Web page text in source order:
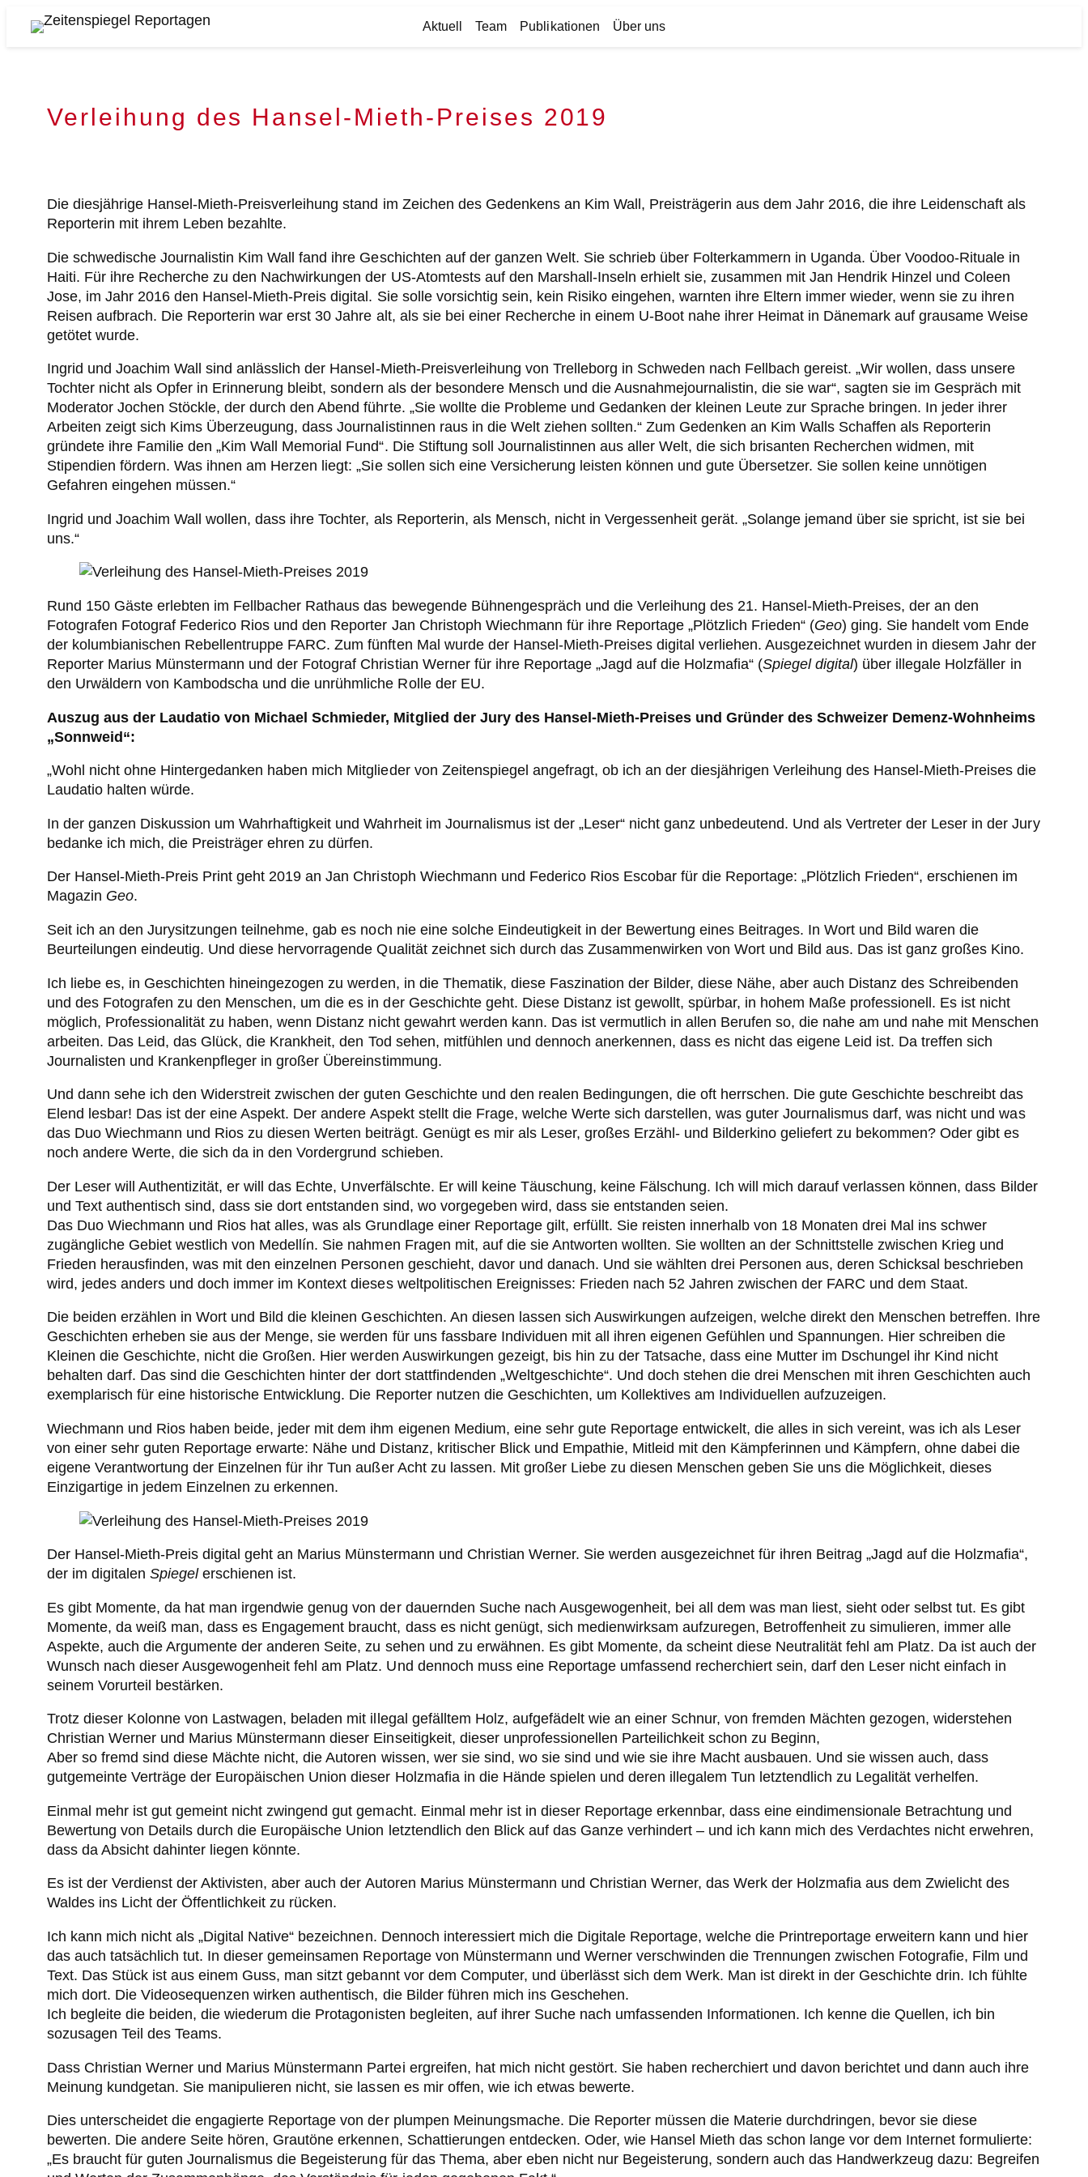
InhaltZeitenspiegel
Aktuell Team Publikationen Über uns
Verleihung des Hansel-Mieth-Preises 2019
Die diesjährige Hansel-Mieth-Preisverleihung stand im Zeichen des Gedenkens an Kim Wall, Preisträgerin aus dem Jahr 2016, die ihre Leidenschaft als
Reporterin mit ihrem Leben bezahlte.
Die schwedische Journalistin Kim Wall fand ihre Geschichten auf der ganzen Welt. Sie schrieb über Folterkammern in Uganda. Über Voodoo-Rituale in
Haiti. Für ihre Recherche zu den Nachwirkungen der US-Atomtests auf den Marshall-Inseln erhielt sie, zusammen mit Jan Hendrik Hinzel und Coleen
Jose, im Jahr 2016 den Hansel-Mieth-Preis digital. Sie solle vorsichtig sein, kein Risiko eingehen, warnten ihre Eltern immer wieder, wenn sie zu ihren
Reisen aufbrach. Die Reporterin war erst 30 Jahre alt, als sie bei einer Recherche in einem U-Boot nahe ihrer Heimat in Dänemark auf grausame Weise
getötet wurde.
Ingrid und Joachim Wall sind anlässlich der Hansel-Mieth-Preisverleihung von Trelleborg in Schweden nach Fellbach gereist. „Wir wollen, dass unsere
Tochter nicht als Opfer in Erinnerung bleibt, sondern als der besondere Mensch und die Ausnahmejournalistin, die sie war“, sagten sie im Gespräch mit
Moderator Jochen Stöckle, der durch den Abend führte. „Sie wollte die Probleme und Gedanken der kleinen Leute zur Sprache bringen. In jeder ihrer
Arbeiten zeigt sich Kims Überzeugung, dass Journalistinnen raus in die Welt ziehen sollten.“ Zum Gedenken an Kim Walls Schaffen als Reporterin
gründete ihre Familie den „Kim Wall Memorial Fund“. Die Stiftung soll Journalistinnen aus aller Welt, die sich brisanten Recherchen widmen, mit
Stipendien fördern. Was ihnen am Herzen liegt: „Sie sollen sich eine Versicherung leisten können und gute Übersetzer. Sie sollen keine unnötigen
Gefahren eingehen müssen.“
Ingrid und Joachim Wall wollen, dass ihre Tochter, als Reporterin, als Mensch, nicht in Vergessenheit gerät. „Solange jemand über sie spricht, ist sie bei
uns.“
Rund 150 Gäste erlebten im Fellbacher Rathaus das bewegende Bühnengespräch und die Verleihung des 21. Hansel-Mieth-Preises, der an den
Fotografen Fotograf Federico Rios und den Reporter Jan Christoph Wiechmann für ihre Reportage „Plötzlich Frieden“ (Geo) ging. Sie handelt vom Ende
der kolumbianischen Rebellentruppe FARC. Zum fünften Mal wurde der Hansel-Mieth-Preises digital verliehen. Ausgezeichnet wurden in diesem Jahr der
Reporter Marius Münstermann und der Fotograf Christian Werner für ihre Reportage „Jagd auf die Holzmafia“ (Spiegel digital) über illegale Holzfäller in
den Urwäldern von Kambodscha und die unrühmliche Rolle der EU.
Auszug aus der Laudatio von Michael Schmieder, Mitglied der Jury des Hansel-Mieth-Preises und Gründer des Schweizer Demenz-Wohnheims
„Sonnweid“:
„Wohl nicht ohne Hintergedanken haben mich Mitglieder von Zeitenspiegel angefragt, ob ich an der diesjährigen Verleihung des Hansel-Mieth-Preises die
Laudatio halten würde.
In der ganzen Diskussion um Wahrhaftigkeit und Wahrheit im Journalismus ist der „Leser“ nicht ganz unbedeutend. Und als Vertreter der Leser in der Jury
bedanke ich mich, die Preisträger ehren zu dürfen.
Der Hansel-Mieth-Preis Print geht 2019 an Jan Christoph Wiechmann und Federico Rios Escobar für die Reportage: „Plötzlich Frieden“, erschienen im
Magazin Geo.
Seit ich an den Jurysitzungen teilnehme, gab es noch nie eine solche Eindeutigkeit in der Bewertung eines Beitrages. In Wort und Bild waren die
Beurteilungen eindeutig. Und diese hervorragende Qualität zeichnet sich durch das Zusammenwirken von Wort und Bild aus. Das ist ganz großes Kino.
Ich liebe es, in Geschichten hineingezogen zu werden, in die Thematik, diese Faszination der Bilder, diese Nähe, aber auch Distanz des Schreibenden
und des Fotografen zu den Menschen, um die es in der Geschichte geht. Diese Distanz ist gewollt, spürbar, in hohem Maße professionell. Es ist nicht
möglich, Professionalität zu haben, wenn Distanz nicht gewahrt werden kann. Das ist vermutlich in allen Berufen so, die nahe am und nahe mit Menschen
arbeiten. Das Leid, das Glück, die Krankheit, den Tod sehen, mitfühlen und dennoch anerkennen, dass es nicht das eigene Leid ist. Da treffen sich
Journalisten und Krankenpfleger in großer Übereinstimmung.
Und dann sehe ich den Widerstreit zwischen der guten Geschichte und den realen Bedingungen, die oft herrschen. Die gute Geschichte beschreibt das
Elend lesbar! Das ist der eine Aspekt. Der andere Aspekt stellt die Frage, welche Werte sich darstellen, was guter Journalismus darf, was nicht und was
das Duo Wiechmann und Rios zu diesen Werten beiträgt. Genügt es mir als Leser, großes Erzähl- und Bilderkino geliefert zu bekommen? Oder gibt es
noch andere Werte, die sich da in den Vordergrund schieben.
Der Leser will Authentizität, er will das Echte, Unverfälschte. Er will keine Täuschung, keine Fälschung. Ich will mich darauf verlassen können, dass Bilder
und Text authentisch sind, dass sie dort entstanden sind, wo vorgegeben wird, dass sie entstanden seien.
Das Duo Wiechmann und Rios hat alles, was als Grundlage einer Reportage gilt, erfüllt. Sie reisten innerhalb von 18 Monaten drei Mal ins schwer
zugängliche Gebiet westlich von Medellín. Sie nahmen Fragen mit, auf die sie Antworten wollten. Sie wollten an der Schnittstelle zwischen Krieg und
Frieden herausfinden, was mit den einzelnen Personen geschieht, davor und danach. Und sie wählten drei Personen aus, deren Schicksal beschrieben
wird, jedes anders und doch immer im Kontext dieses weltpolitischen Ereignisses: Frieden nach 52 Jahren zwischen der FARC und dem Staat.
Die beiden erzählen in Wort und Bild die kleinen Geschichten. An diesen lassen sich Auswirkungen aufzeigen, welche direkt den Menschen betreffen. Ihre
Geschichten erheben sie aus der Menge, sie werden für uns fassbare Individuen mit all ihren eigenen Gefühlen und Spannungen. Hier schreiben die
Kleinen die Geschichte, nicht die Großen. Hier werden Auswirkungen gezeigt, bis hin zu der Tatsache, dass eine Mutter im Dschungel ihr Kind nicht
behalten darf. Das sind die Geschichten hinter der dort stattfindenden „Weltgeschichte“. Und doch stehen die drei Menschen mit ihren Geschichten auch
exemplarisch für eine historische Entwicklung. Die Reporter nutzen die Geschichten, um Kollektives am Individuellen aufzuzeigen.
Wiechmann und Rios haben beide, jeder mit dem ihm eigenen Medium, eine sehr gute Reportage entwickelt, die alles in sich vereint, was ich als Leser
von einer sehr guten Reportage erwarte: Nähe und Distanz, kritischer Blick und Empathie, Mitleid mit den Kämpferinnen und Kämpfern, ohne dabei die
eigene Verantwortung der Einzelnen für ihr Tun außer Acht zu lassen. Mit großer Liebe zu diesen Menschen geben Sie uns die Möglichkeit, dieses
Einzigartige in jedem Einzelnen zu erkennen.
Der Hansel-Mieth-Preis digital geht an Marius Münstermann und Christian Werner. Sie werden ausgezeichnet für ihren Beitrag „Jagd auf die Holzmafia“,
der im digitalenSpiegelerschienen ist.
Es gibt Momente, da hat man irgendwie genug von der dauernden Suche nach Ausgewogenheit, bei all dem was man liest, sieht oder selbst tut. Es gibt
Momente, da weiß man, dass es Engagement braucht, dass es nicht genügt, sich medienwirksam aufzuregen, Betroffenheit zu simulieren, immer alle
Aspekte, auch die Argumente der anderen Seite, zu sehen und zu erwähnen. Es gibt Momente, da scheint diese Neutralität fehl am Platz. Da ist auch der
Wunsch nach dieser Ausgewogenheit fehl am Platz. Und dennoch muss eine Reportage umfassend recherchiert sein, darf den Leser nicht einfach in
seinem Vorurteil bestärken.
Trotz dieser Kolonne von Lastwagen, beladen mit illegal gefälltem Holz, aufgefädelt wie an einer Schnur, von fremden Mächten gezogen, widerstehen
Christian Werner und Marius Münstermann dieser Einseitigkeit, dieser unprofessionellen Parteilichkeit schon zu Beginn,
Aber so fremd sind diese Mächte nicht, die Autoren wissen, wer sie sind, wo sie sind und wie sie ihre Macht ausbauen. Und sie wissen auch, dass
gutgemeinte Verträge der Europäischen Union dieser Holzmafia in die Hände spielen und deren illegalem Tun letztendlich zu Legalität verhelfen.
Einmal mehr ist gut gemeint nicht zwingend gut gemacht. Einmal mehr ist in dieser Reportage erkennbar, dass eine eindimensionale Betrachtung und
Bewertung von Details durch die Europäische Union letztendlich den Blick auf das Ganze verhindert – und ich kann mich des Verdachtes nicht erwehren,
dass da Absicht dahinter liegen könnte.
Es ist der Verdienst der Aktivisten, aber auch der Autoren Marius Münstermann und Christian Werner, das Werk der Holzmafia aus dem Zwielicht des
Waldes ins Licht der Öffentlichkeit zu rücken.
Ich kann mich nicht als „Digital Native“ bezeichnen. Dennoch interessiert mich die Digitale Reportage, welche die Printreportage erweitern kann und hier
das auch tatsächlich tut. In dieser gemeinsamen Reportage von Münstermann und Werner verschwinden die Trennungen zwischen Fotografie, Film und
Text. Das Stück ist aus einem Guss, man sitzt gebannt vor dem Computer, und überlässt sich dem Werk. Man ist direkt in der Geschichte drin. Ich fühlte
mich dort. Die Videosequenzen wirken authentisch, die Bilder führen mich ins Geschehen.
Ich begleite die beiden, die wiederum die Protagonisten begleiten, auf ihrer Suche nach umfassenden Informationen. Ich kenne die Quellen, ich bin
sozusagen Teil des Teams.
Dass Christian Werner und Marius Münstermann Partei ergreifen, hat mich nicht gestört. Sie haben recherchiert und davon berichtet und dann auch ihre
Meinung kundgetan. Sie manipulieren nicht, sie lassen es mir offen, wie ich etwas bewerte.
Dies unterscheidet die engagierte Reportage von der plumpen Meinungsmache. Die Reporter müssen die Materie durchdringen, bevor sie diese
bewerten. Die andere Seite hören, Grautöne erkennen, Schattierungen entdecken. Oder, wie Hansel Mieth das schon lange vor dem Internet formulierte:
„Es braucht für guten Journalismus die Begeisterung für das Thema, aber eben nicht nur Begeisterung, sondern auch das Handwerkzeug dazu: Begreifen